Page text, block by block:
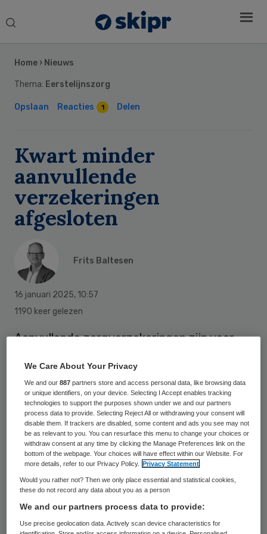
Search
Home › Nieuws
Thema: Eerstelijnszorg
Opslaan Reacties 1 Delen
Kwart minder
aanvullende
verzekeringen
afgesloten
Frits Baltesen
16 januari 2025, 10:57
1190 keer gelezen
Aanvullende zorgverzekeringen zijn voor
onderzoek van prijsvergelijker Pricewise.
Van de overstappers heeft ruim 64 procent
zich niet aanvullend verzekerd. In 2024 was
dat 41 procent.
Hans de Kok, directeur Pricewise:
“Verrassend dat het merendeel geen
aanvullende verzekering heeft afgesloten,
waar in afgelopen jaren juist twee derde
Sidebar
We Care About Your Privacy
We and our887 partners store and access personal data, like browsing data
or unique identifiers, on your device. Selecting I Accept enables tracking
technologies to support the purposes shown under we and our partners
process data to provide. Selecting Reject All or withdrawing your consent will
disable them. If trackers are disabled, some content and ads you see may not
be as relevant to you. You can resurface this menu to change your choices or
withdraw consent at any time by clicking the Manage Preferences link on the
bottom of the webpage. Your choices will have effect within our Website. For
more details, refer to our Privacy Policy.
Privacy Statement
Would you rather not? Then we only place essential and statistical cookies,
these do not record any data about you as a person
We and our partners process data to provide:
Use precise geolocation data. Actively scan device characteristics for